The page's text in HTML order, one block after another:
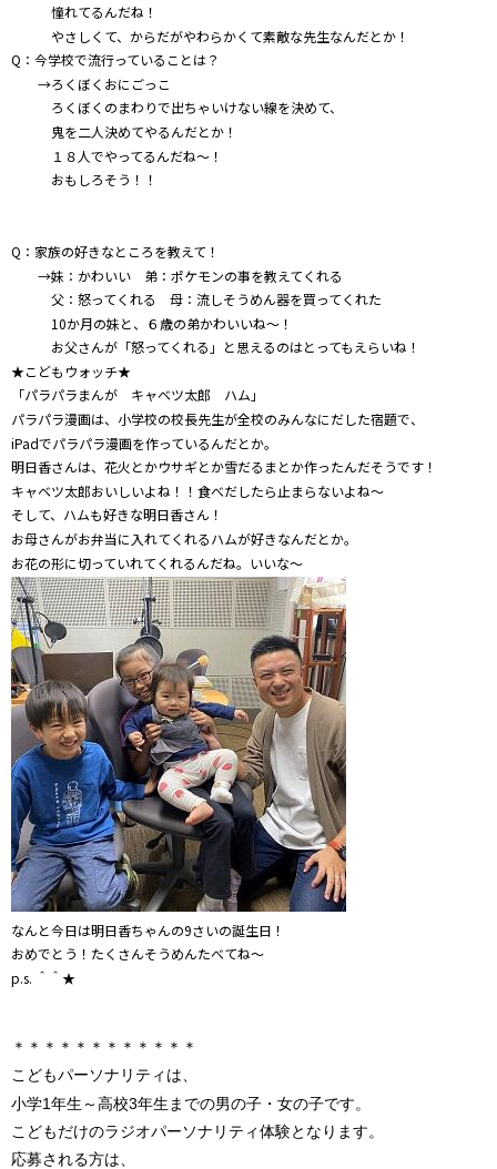
憧れてるんだね！
やさしくて、からだがやわらかくて素敵な先生なんだとか！
Q：今学校で流行っていることは？
→ろくぼくおにごっこ
ろくぼくのまわりで出ちゃいけない線を決めて、
鬼を二人決めてやるんだとか！
１８人でやってるんだね～！
おもしろそう！！
Q：家族の好きなところを教えて！
→妹：かわいい 弟：ポケモンの事を教えてくれる
父：怒ってくれる 母：流しそうめん器を買ってくれた
10か月の妹と、６歳の弟かわいいね～！
お父さんが「怒ってくれる」と思えるのはとってもえらいね！
★こどもウォッチ★
「パラパラまんが キャベツ太郎 ハム」
パラパラ漫画は、小学校の校長先生が全校のみんなにだした宿題で、
iPadでパラパラ漫画を作っているんだとか。
明日香さんは、花火とかウサギとか雪だるまとか作ったんだそうです！
キャベツ太郎おいしいよね！！食べだしたら止まらないよね～
そして、ハムも好きな明日香さん！
お母さんがお弁当に入れてくれるハムが好きなんだとか。
お花の形に切っていれてくれるんだね。いいな～
なんと今日は明日香ちゃんの9さいの誕生日！
おめでとう！たくさんそうめんたべてね～
p.s. ＾＾★
＊＊＊＊＊＊＊＊＊＊＊＊
こどもパーソナリティは、
小学1年生～高校3年生までの男の子・女の子です。
こどもだけのラジオパーソナリティ体験となります。
応募される方は、